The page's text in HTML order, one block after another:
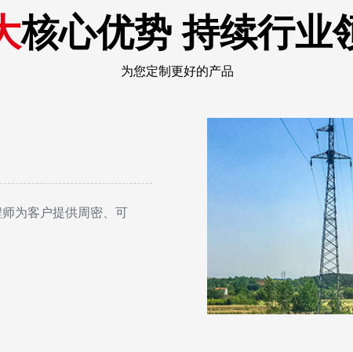
核心优势 持续行业
为您定制更好的产品
为客户提供周密、可